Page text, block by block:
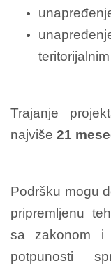
Trajanje
najviše 21
Podršku mogu
pripremljenu
sa zakonom
potpunosti